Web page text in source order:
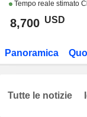
Tempo reale stimato
8,700 USD
Panoramica
Tutte le notizie